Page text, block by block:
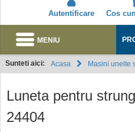
Autentificare Cos
MENIU
Sunteti aici: Acasa Masini unelte
Luneta pentru
24404